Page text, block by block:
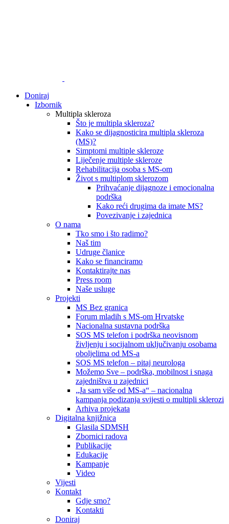
Doniraj
Izbornik
Multipla skleroza
Što je multipla skleroza?
Kako se dijagnosticira multipla skleroza
(MS)?
Simptomi multiple skleroze
Liječenje multiple skleroze
Rehabilitacija osoba s MS-om
Život s multiplom sklerozom
Prihvaćanje dijagnoze i emocionalna
podrška
Kako reći drugima da imate MS?
Povezivanje i zajednica
O nama
Tko smo i što radimo?
Naš tim
Udruge članice
Kako se financiramo
Kontaktirajte nas
Press room
Naše usluge
Projekti
MS Bez granica
Forum mladih s MS-om Hrvatske
Nacionalna sustavna podrška
SOS MS telefon i podrška neovisnom
življenju i socijalnom uključivanju osobama
oboljelima od MS-a
SOS MS telefon – pitaj neurologa
Možemo Sve – podrška, mobilnost i snaga
zajedništva u zajednici
„Ja sam više od MS-a“ – nacionalna
kampanja podizanja svijesti o multipli sklerozi
Arhiva projekata
Digitalna knjižnica
Glasila SDMSH
Zbornici radova
Publikacije
Edukacije
Kampanje
Video
Vijesti
Kontakt
Gdje smo?
Kontakti
Doniraj